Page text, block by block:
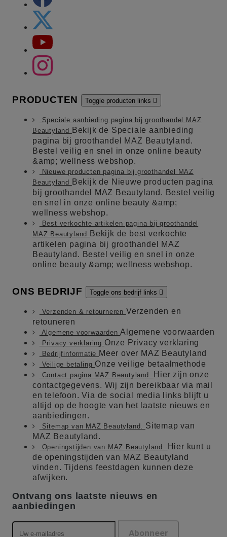
PRODUCTEN Toggle producten links 
Speciale aanbieding pagina bij groothandel MAZ
Beautyland
Bekijk de Speciale aanbieding
pagina bij groothandel MAZ Beautyland.
Bestel veilig en snel in onze online beauty
&amp; wellness webshop.
Nieuwe producten pagina bij groothandel MAZ
Beautyland
Bekijk de Nieuwe producten pagina
bij groothandel MAZ Beautyland. Bestel veilig
en snel in onze online beauty &amp;
wellness webshop.
Best verkochte artikelen pagina bij groothandel
MAZ Beautyland
Bekijk de best verkochte
artikelen pagina bij groothandel MAZ
Beautyland. Bestel veilig en snel in onze
online beauty &amp; wellness webshop.
ONS BEDRIJF Toggle ons bedrijf links 
Verzenden & retourneren Verzenden en
retouneren
Algemene voorwaardenAlgemene voorwaarden
Privacy verklaring Onze Privacy verklaring
Bedrijfinformatie Meer over MAZ Beautyland
Veilige betaling Onze veilige betaalmethode
Contact pagina MAZ Beautyland. Hier zijn onze
contactgegevens. Wij zijn bereikbaar via mail
en telefoon. Via de social media links blijft u
altijd op de hoogte van het laatste nieuws en
aanbiedingen.
Sitemap van MAZ Beautyland. Sitemap van
MAZ Beautyland.
Openingstijden van MAZ Beautyland.
Hier kunt u
de openingstijden van MAZ Beautyland
vinden. Tijdens feestdagen kunnen deze
afwijken.
Ontvang ons laatste nieuws en
aanbiedingen